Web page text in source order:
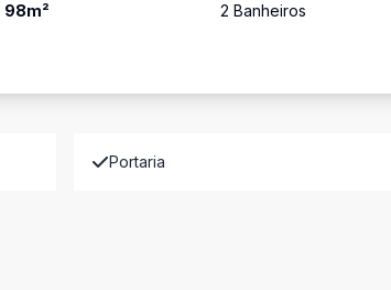
98m² 2 Banheiros
Portaria